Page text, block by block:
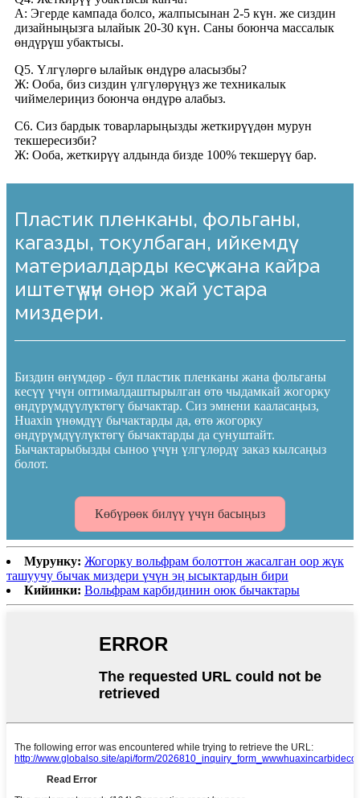
A: Эгерде кампада болсо, жалпысынан 2-5 күн. же сиздин
дизайныңызга ылайык 20-30 күн. Саны боюнча массалык
өндүрүш убактысы.
Q5. Үлгүлөргө ылайык өндүрө аласызбы?
Ж: Ооба, биз сиздин үлгүлөрүңүз же техникалык
чиймелериңиз боюнча өндүрө алабыз.
С6. Сиз бардык товарларыңызды жеткирүүдөн мурун
текшересизби?
Ж: Ооба, жеткирүү алдында бизде 100% текшерүү бар.
Пластик пленканы, фольганы,
кагазды, токулбаган, ийкемдүү
материалдарды кесүү жана кайра
иштетүү үчүн өнөр жай устара
миздери.
Биздин өнүмдөр - бул пластик пленканы жана фольганы
кесүү үчүн оптималдаштырылган өтө чыдамкай жогорку
өндүрүмдүүлүктөгү бычактар. Сиз эмнени кааласаңыз,
Huaxin үнөмдүү бычактарды да, өтө жогорку
өндүрүмдүүлүктөгү бычактарды да сунуштайт.
Бычактарыбызды сыноо үчүн үлгүлөрдү заказ кылсаңыз
болот.
Көбүрөөк билүү үчүн басыңыз
Мурунку: Жогорку вольфрам болоттон жасалган оор жүк
ташуучу бычак миздери үчүн эң ысыктардын бири
Кийинки: Вольфрам карбидинин оюк бычактары